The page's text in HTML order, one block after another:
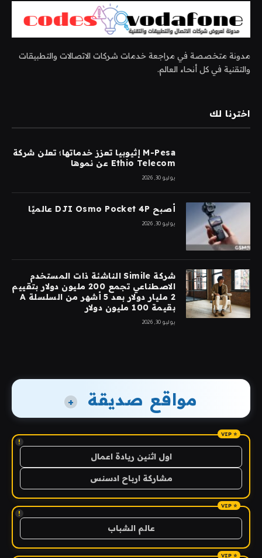
مدونة متخصصة في مراجعة خدمات شركات الاتصالات والتطبيقات
والتقنية في كل أنحاء العالم.
اخترنا لك
M-Pesa إثيوبيا تعزز خدماتها؛ تعلن شركة
Ethio Telecom عن نموها
يوليو 30, 2026
أصبح DJI Osmo Pocket 4P عالميًا
يوليو 30, 2026
شركة Simile الناشئة ذات المستخدم
الاصطناعي تجمع 200 مليون دولار بتقييم
2 مليار دولار بعد 5 أشهر من السلسلة A
بقيمة 100 مليون دولار
يوليو 30, 2026
مواقع صديقة +
!
اول اثنين ريادة اعمال
مشاركة ارباح ادسنس
!
عالم الشباب